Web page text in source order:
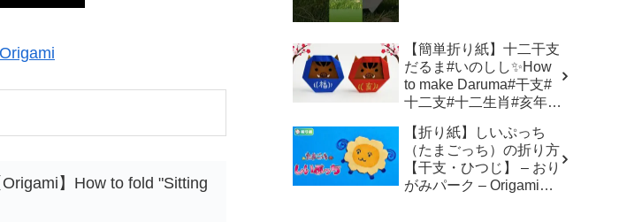
】How to fold "Sitting
【簡単折り紙】十二干支
だるま#いのしし✨How
to make Daruma#干支#
十二支#十二生肖#亥年#
#飾り#折り方#おりがみ
#easy#origami#摺紙#折
纸#折紙 – Origami
hana’s channel
【折り紙】しいぷっち
（たまごっち）の折り方
【干支・ひつじ】 – おり
がみパーク – Origami